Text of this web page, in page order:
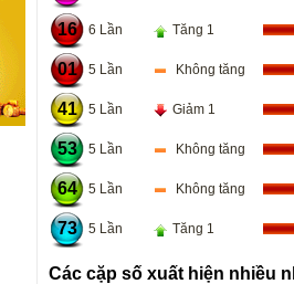
16 6 Lần Tăng 1
01 5 Lần Không tăng
41 5 Lần Giảm 1
53 5 Lần Không tăng
64 5 Lần Không tăng
73 5 Lần Tăng 1
Các cặp số xuất hiện nhiều